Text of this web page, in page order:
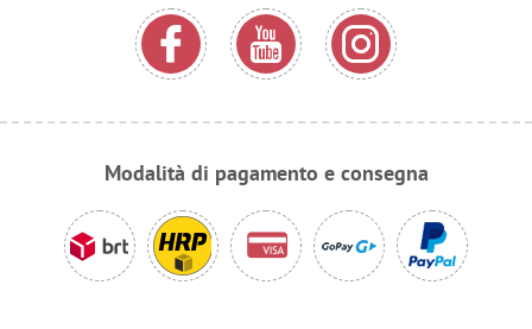
Modalità di pagamento e consegna